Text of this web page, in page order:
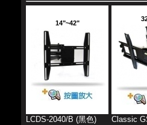
14"~42"
LCDS-2040/B (黑色)
Classic